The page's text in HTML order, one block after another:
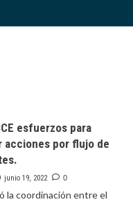
esfuerzos para
acciones por flujo de
junio 19, 2022 0
la coordinación entre el